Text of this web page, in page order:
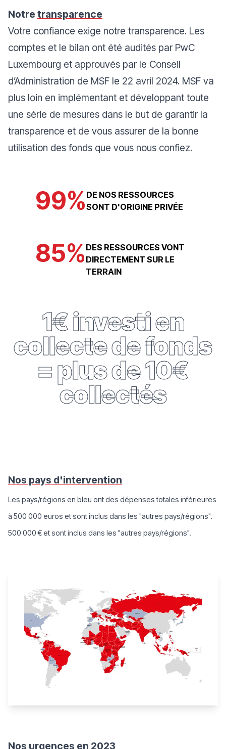
Notre transparence
Votre confiance exige notre transparence. Les
comptes et le bilan ont été audités par PwC
Luxembourg et approuvés par le Conseil
d’Administration de MSF le 22 avril 2024. MSF va
plus loin en implémentant et développant toute
une série de mesures dans le but de garantir la
transparence et de vous assurer de la bonne
utilisation des fonds que vous nous confiez.
99% DE NOS RESSOURCES
SONT D'ORIGINE PRIVÉE
85% DES RESSOURCES VONT
DIRECTEMENT SUR LE
TERRAIN
1€ investi en
collecte de fonds
= plus de 10€
collectés
Nos pays d'intervention
Les pays/régions en bleu ont des dépenses totales inférieures
à 500 000 euros et sont inclus dans les "autres pays/régions".
500 000 € et sont inclus dans les "autres pays/régions".
Nos urgences en 2023